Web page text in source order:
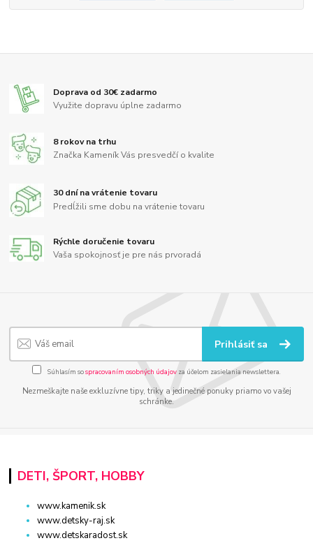
Doprava od 30€ zadarmo
Využite dopravu úplne zadarmo
8 rokov na trhu
Značka Kameník Vás presvedčí o kvalite
30 dní na vrátenie tovaru
Predĺžili sme dobu na vrátenie tovaru
Rýchle doručenie tovaru
Vaša spokojnosť je pre nás prvoradá
Prihlásiť sa
Súhlasím sospracovaním osobných údajov za účelom zasielania newslettera.
Nezmeškajte naše exkluzívne tipy, triky a jedinečné ponuky priamo vo vašej
schránke.
DETI, ŠPORT, HOBBY
www.kamenik.sk
www.detsky-raj.sk
www.detskaradost.sk